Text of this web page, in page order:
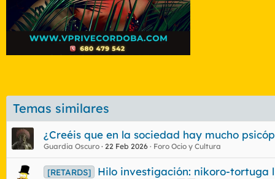
Temas similares
¿Creéis que en la sociedad hay mucho
Guardia Oscuro 22 Feb 2026 Foro Ocio y Cultura
[RETARDS] Hilo investigación: nikoro-tortuga